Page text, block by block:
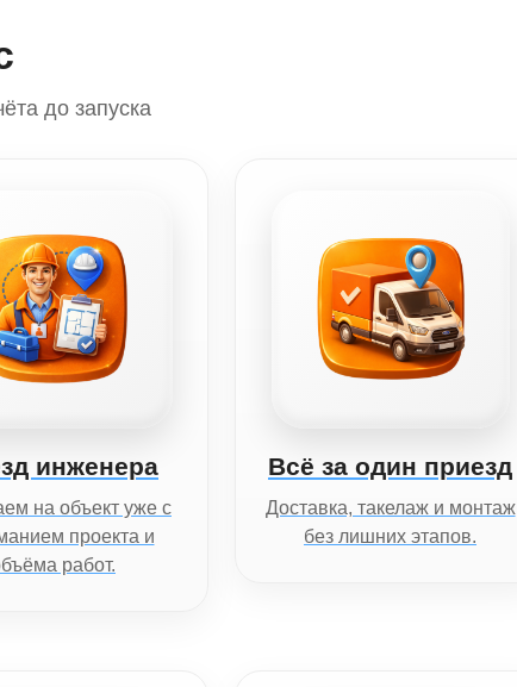
до запуска
инженера
на объект уже с
проекта и
работ.
Всё за один приезд
Доставка, такелаж и монтаж
без лишних этапов.